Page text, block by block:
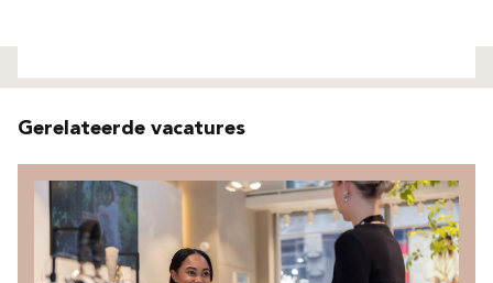
Gerelateerde vacatures